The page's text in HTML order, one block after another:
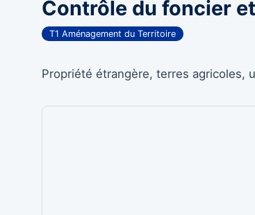
Contrôle du foncier
T1 Aménagement du Territoire
Propriété étrangère, terres agricoles,